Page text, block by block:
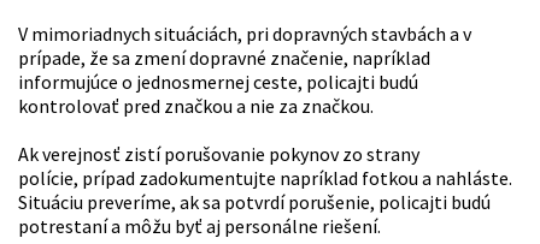
V mimoriadnych situáciách, pri dopravných stavbách a v
prípade, že sa zmení dopravné značenie, napríklad
informujúce o jednosmernej ceste, policajti budú
kontrolovať pred značkou a nie za značkou.
Ak verejnosť zistí porušovanie pokynov zo strany
polície, prípad zadokumentujte napríklad fotkou a nahláste.
Situáciu preveríme, ak sa potvrdí porušenie, policajti budú
potrestaní a môžu byť aj personálne riešení.